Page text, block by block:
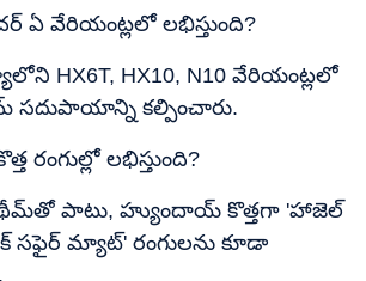
ఏ వేరియంట్లలో లభిస్తుంది?
HX6T, HX10, N10 వేరియంట్లలో
సదుపాయాన్ని కల్పించారు.
రంగుల్లో లభిస్తుంది?
థీమ్‌తో పాటు, హ్యుందాయ్ కొత్తగా 'హాజెల్
సఫైర్ మ్యాట్' రంగులను కూడా